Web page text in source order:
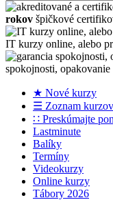
rokov špičkové
IT kurzy online, alebo
spokojnosti,
★ Nové kurzy
☰ Zoznam kurzov
∷ Preskúmajte
Lastminute
Balíky
Termíny
Videokurzy
Online kurzy
Tábory 2026